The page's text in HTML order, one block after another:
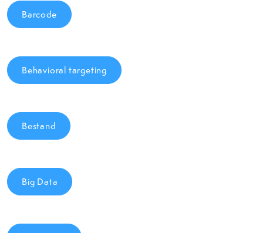
Barcode
Behavioral targeting
Bestand
Big Data